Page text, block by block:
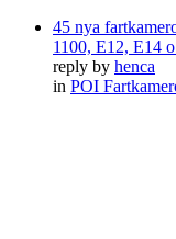
45 nya
1100, E12, E14
reply by henca
in POI